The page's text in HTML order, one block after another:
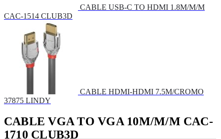
CABLE USB-C TO HDMI 1.8M/M/M
CAC-1514 CLUB3D
CABLE HDMI-HDMI 7.5M/CROMO
37875 LINDY
CABLE VGA TO VGA 10M/M/M CAC-
1710 CLUB3D